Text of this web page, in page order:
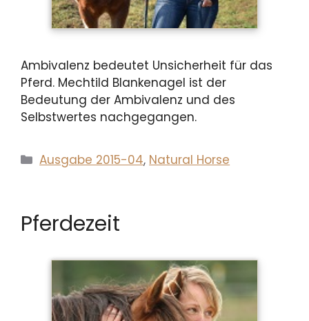
Ambivalenz bedeutet Unsicherheit für das
Pferd. Mechtild Blankenagel ist der
Bedeutung der Ambivalenz und des
Selbstwertes nachgegangen.
Kategorien
Ausgabe 2015-04, Natural Horse
Pferdezeit